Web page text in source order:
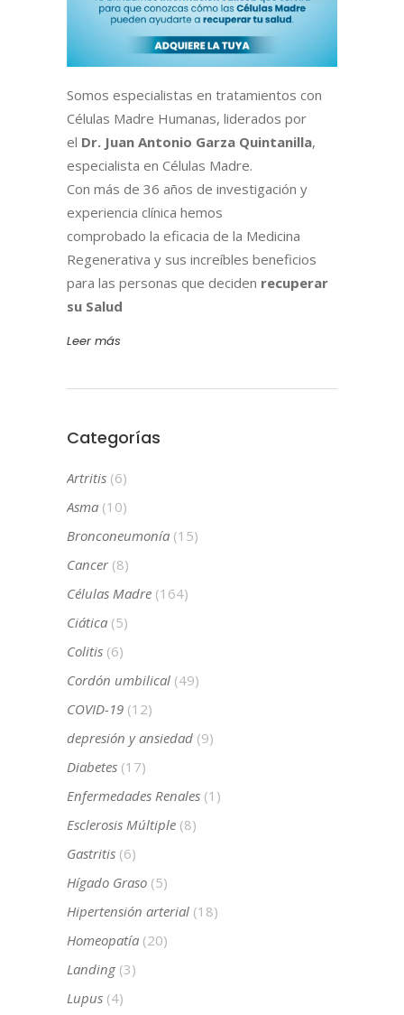
Somos especialistas en tratamientos con
Células Madre Humanas, liderados por
el Dr. Juan Antonio Garza Quintanilla,
especialista en Células Madre.
Con más de 36 años de investigación y
experiencia clínica hemos
comprobado la eficacia de la Medicina
Regenerativa y sus increíbles beneficios
para las personas que deciden recuperar
su Salud
Leer más
Categorías
Artritis (6)
Asma (10)
Bronconeumonía (15)
Cancer(8)
Células Madre (164)
Ciática (5)
Colitis (6)
Cordón umbilical (49)
COVID-19 (12)
depresión y ansiedad (9)
Diabetes (17)
Enfermedades Renales (1)
Esclerosis Múltiple (8)
Gastritis (6)
Hígado Graso (5)
Hipertensión arterial (18)
Homeopatía (20)
Landing (3)
Lupus (4)